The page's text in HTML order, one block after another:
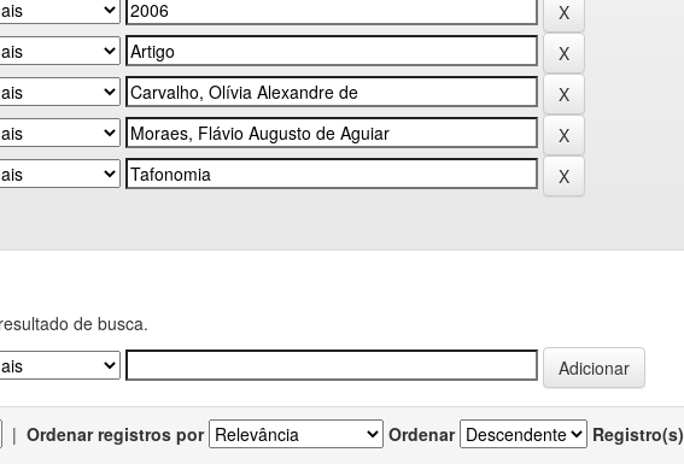
de busca.
| Ordenar registros por Ordenar Registro(s)